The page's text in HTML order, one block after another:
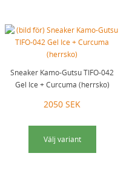
Sneaker Kamo-Gutsu TIFO-042
Gel Ice + Curcuma (herrsko)
2050 SEK
Välj variant